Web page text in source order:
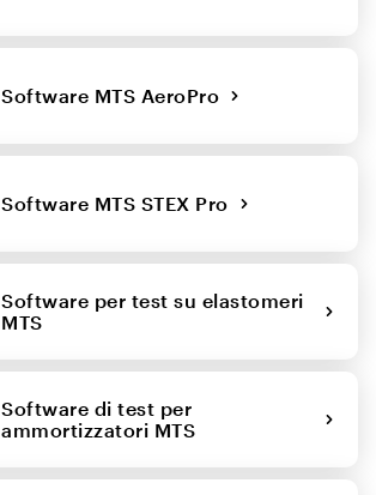
Software MTS AeroPro
Software MTS STEX Pro
Software per test su elastomeri
MTS
Software di test per
ammortizzatori MTS